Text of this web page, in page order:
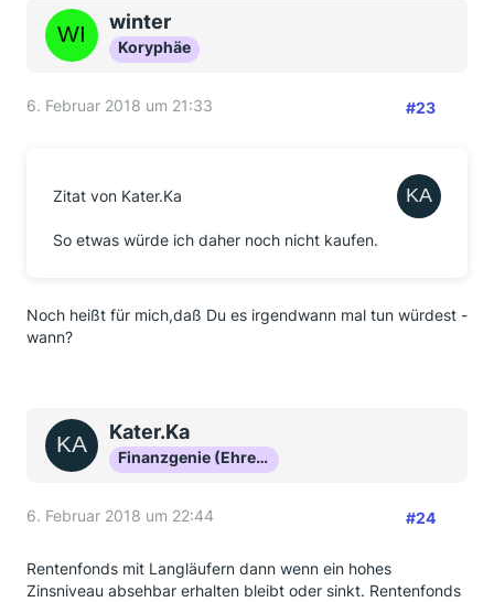
winter
Koryphäe
6. Februar 2018 um 21:33 #23
Zitat von Kater.Ka
So etwas würde ich daher noch nicht kaufen.
Noch heißt für mich,daß Du es irgendwann mal tun würdest -
wann?
Kater.Ka
Finanzgenie (Ehrenmitglied)
6. Februar 2018 um 22:44 #24
Rentenfonds mit Langläufern dann wenn ein hohes
Zinsniveau absehbar erhalten bleibt oder sinkt. Rentenfonds